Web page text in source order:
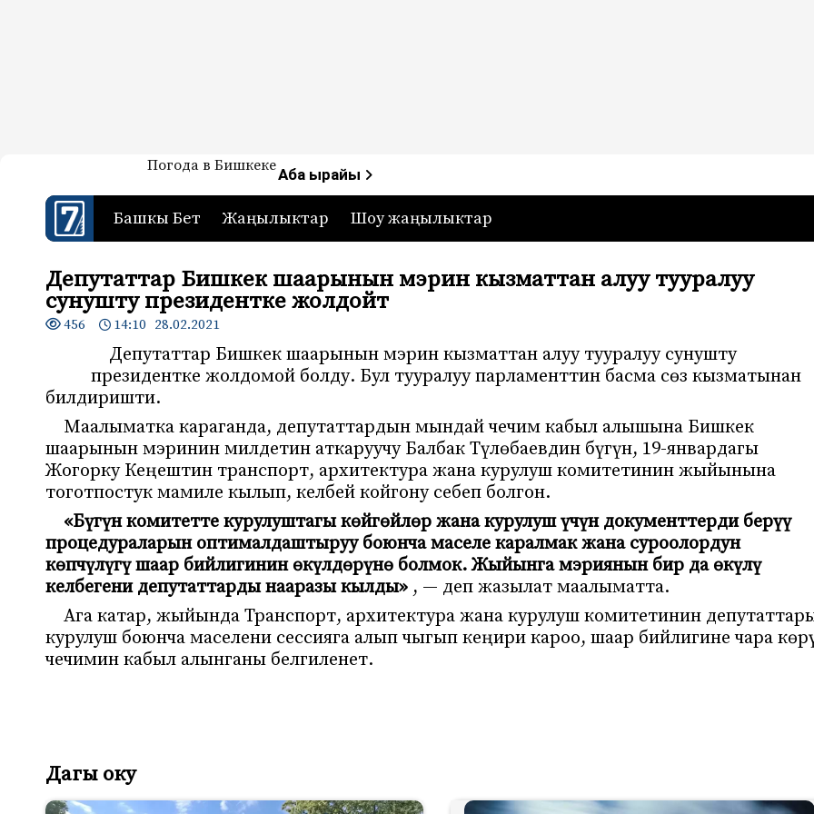
7-канал. Жаңылыктар — Кыргызстан
Жаңылыктар — Кыргызстан
Погода в БишкекеАба ырайы
Башкы Бет Жаңылыктар Шоу жаңылыктар
Депутаттар Бишкек шаарынын мэрин кызматтан алуу тууралуу
сунушту президентке жолдойт
456 14:10 28.02.2021
Депутаттар Бишкек шаарынын мэрин кызматтан алуу тууралуу сунушту
президентке жолдомой болду. Бул тууралуу парламенттин басма сөз кызматынан
билдиришти.
Маалыматка караганда, депутаттардын мындай чечим кабыл алышына Бишкек
шаарынын мэринин милдетин аткаруучу Балбак Түлөбаевдин бүгүн, 19-январдагы
Жогорку Кеңештин транспорт, архитектура жана курулуш комитетинин жыйынына
тоготпостук мамиле кылып, келбей койгону себеп болгон.
«Бүгүн комитетте курулуштагы көйгөйлөр жана курулуш үчүн документтерди берүү
процедураларын оптималдаштыруу боюнча маселе каралмак жана суроолордун
көпчүлүгү шаар бийлигинин өкүлдөрүнө болмок. Жыйынга мэриянын бир да өкүлү
келбегени депутаттарды нааразы кылды» , — деп жазылат маалыматта.
Ага катар, жыйында Транспорт, архитектура жана курулуш комитетинин
курулуш боюнча маселени сессияга алып чыгып кеңири кароо, шаар бийлигине чара
чечимин кабыл алынганы белгиленет.
Дагы оку